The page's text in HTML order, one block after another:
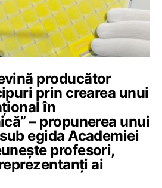
producător
prin crearea unui
în
– propunerea unui
egida Academiei
profesori,
ai